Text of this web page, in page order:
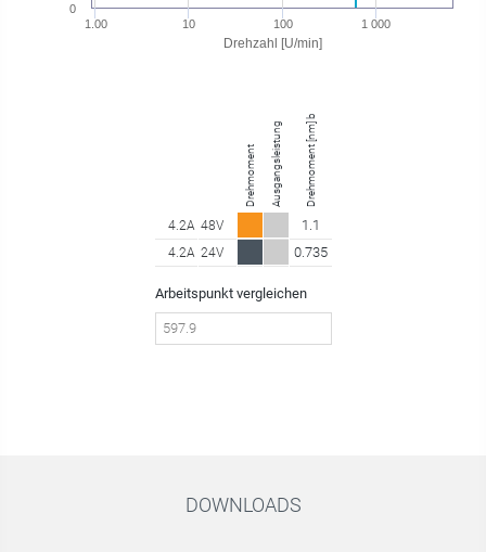
Drehzahl [U/min]
1.00 10 100 1 000
0
Drehmoment Ausgangsleistung Drehmoment [nm] bei 597.90 U/min
4.2A 48V 1.1
4.2A 24V 0.735
Arbeitspunkt vergleichen
DOWNLOADS